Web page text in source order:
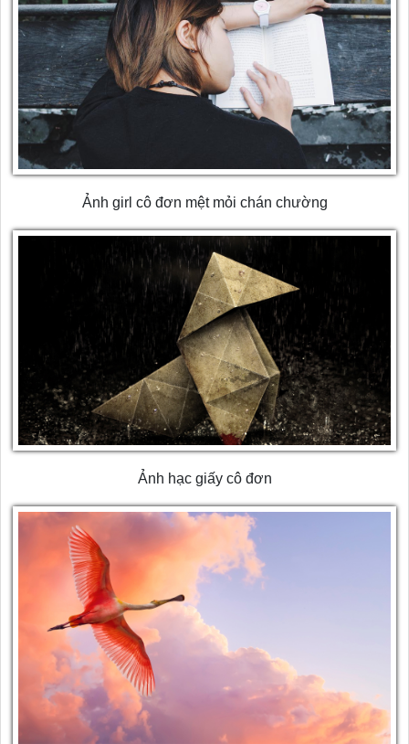
Ảnh girl cô đơn mệt mỏi chán chường
Ảnh hạc giấy cô đơn